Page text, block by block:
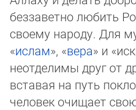
беззаветно любить
своему народу. Для
«ислам», «вера» и
неотделимы друг от
вставая на путь
человек очищает